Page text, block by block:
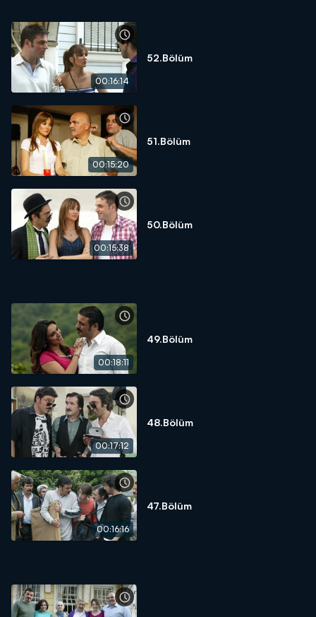
00:16:14
52.Bölüm
00:15:20
51.Bölüm
00:15:38
50.Bölüm
00:18:11
49.Bölüm
00:17:12
48.Bölüm
00:16:16
47.Bölüm